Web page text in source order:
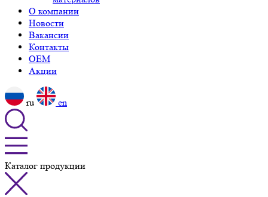
О компании
Новости
Вакансии
Контакты
OEM
Акции
ru en
Каталог продукции